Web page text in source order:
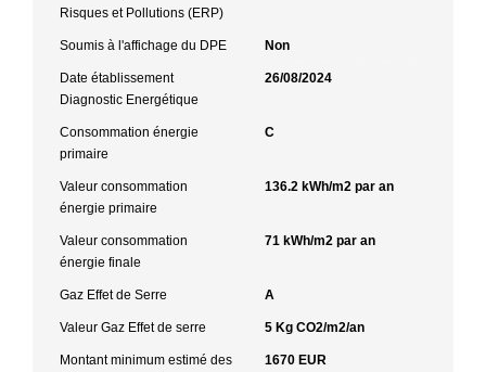
Risques et Pollutions (ERP)
Soumis à l'affichage du DPE Non
Date établissement
Diagnostic Energétique
26/08/2024
Consommation énergie
primaire
C
Valeur consommation
énergie primaire
136.2 kWh/m2 par an
Valeur consommation
énergie finale
71 kWh/m2 par an
Gaz Effet de Serre A
Valeur Gaz Effet de serre 5 Kg CO2/m2/an
Montant minimum estimé des
1670 EUR